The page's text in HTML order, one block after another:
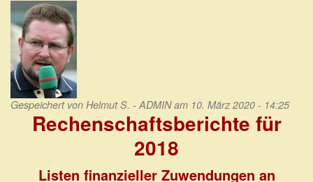
Gespeichert von Helmut S. - ADMINam 10. März 2020 - 14:25
Rechenschaftsberichte für
2018
Listen finanzieller Zuwendungen an